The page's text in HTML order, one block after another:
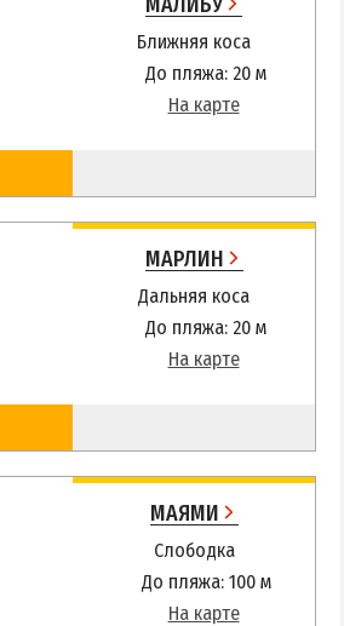
Ближняя коса
До пляжа: 20 м
На карте
МАРЛИН
Дальняя коса
До пляжа: 20 м
На карте
МАЯМИ
Слободка
До пляжа: 100 м
На карте